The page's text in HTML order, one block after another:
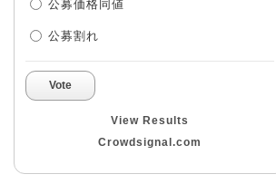
公募価格同値
公募割れ
Vote
View Results
Crowdsignal.com